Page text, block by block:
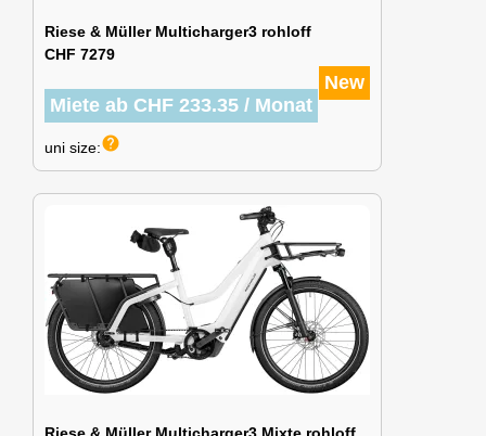
Riese & Müller Multicharger3 rohloff
CHF 7279
New
Miete ab CHF 233.35 / Monat
uni size:help